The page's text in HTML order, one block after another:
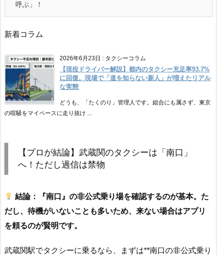
呼ぶ」！
新着コラム
2026年6月23日 : タクシーコラム
【現役ドライバー解説】都内のタクシー充足率93.7%
に回復。現場で「道を知らない新人」が増えたリアル
な実態
どうも、「たくのり」管理人です。組合にも属さず、東京
の喧騒をマイペースに走り抜け ...
【プロが結論】武蔵関のタクシーは「南口」
へ！ただし過信は禁物
結論：『南口』の非公式乗り場を確認するのが基本。た
だし、待機がいないことも多いため、来ない場合はアプリ
を頼るのが賢明です。
武蔵関駅でタクシーに乗るなら、まずは**南口の非公式乗り